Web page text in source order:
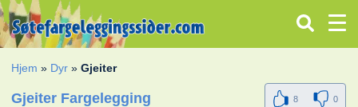
Hjem » Dyr »Gjeiter
Gjeiter Fargelegging 8 0